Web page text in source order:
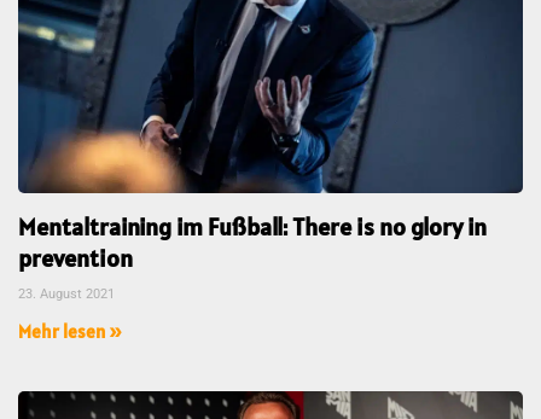
Mentaltraining im Fußball: There is no glory in
prevention
23. August 2021
Mehr lesen »